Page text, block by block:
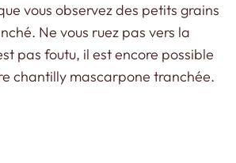
vous observez des petits grains
Ne vous ruez pas vers la
pas foutu, il est encore possible
chantilly mascarpone tranchée.